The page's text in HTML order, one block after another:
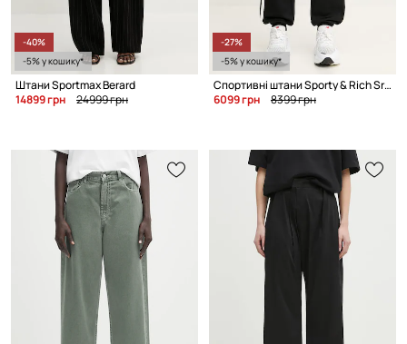
-40%
-5% у кошику*
Штани Sportmax Berard
14899 грн
24999 грн
-27%
-5% у кошику*
Спортивні штани Sporty & Rich Sr Runner 90S Elio Track
6099 грн
8399 грн